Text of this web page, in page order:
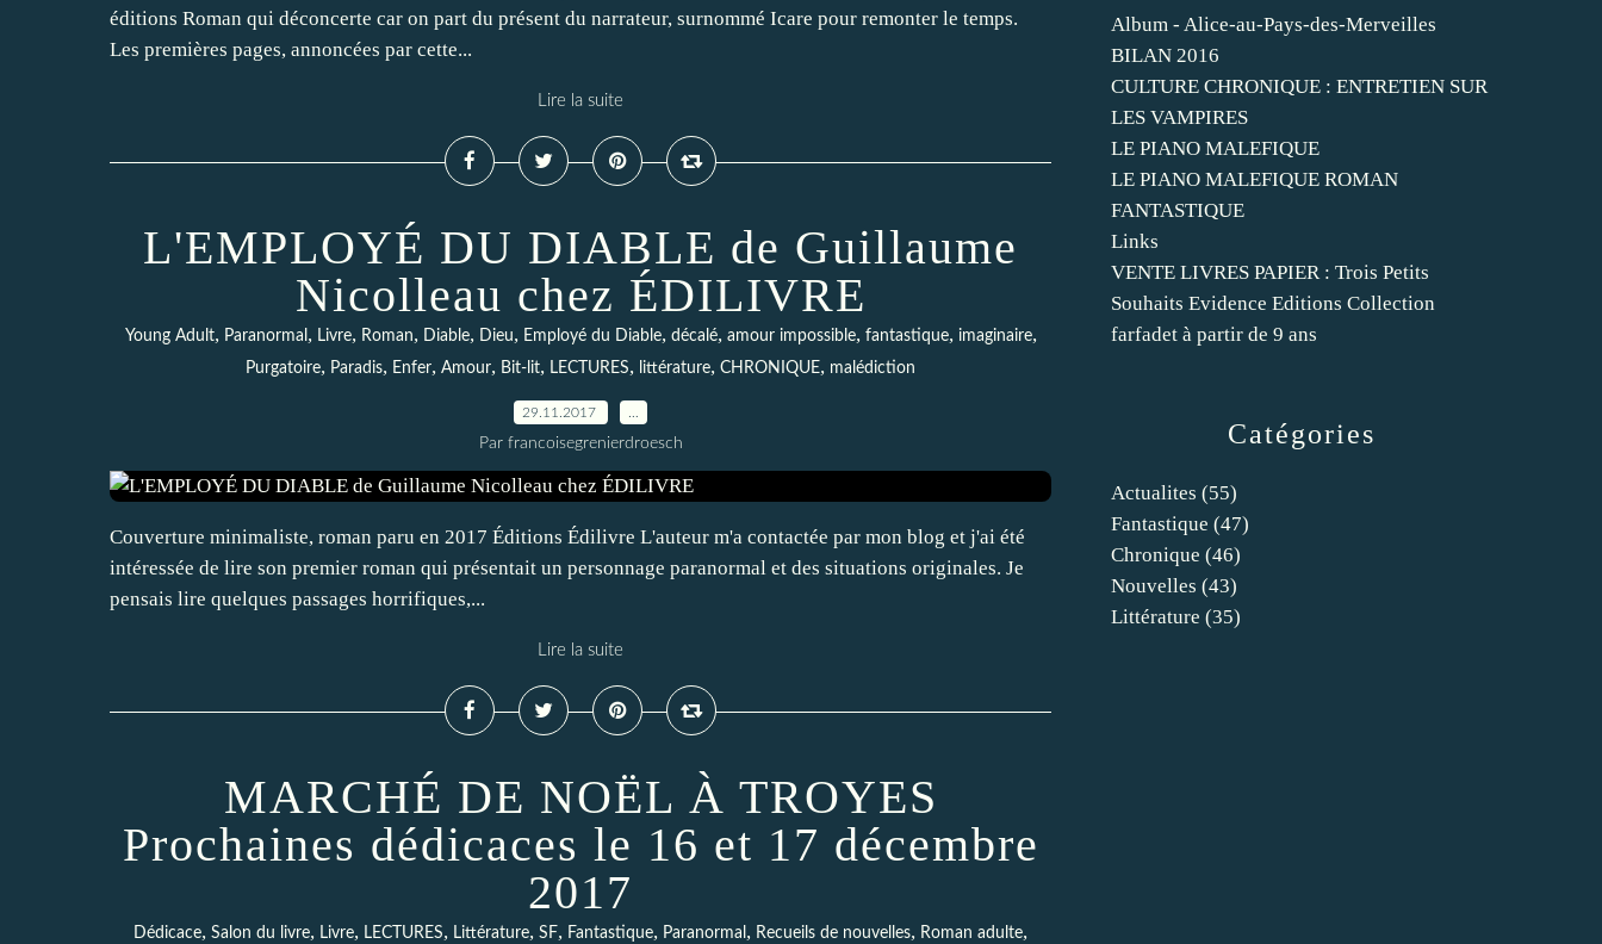
éditions Roman qui déconcerte car on part du présent du narrateur, surnommé Icare pour remonter le temps.
Les premières pages, annoncées par cette...
Lire la suite
L'EMPLOYÉ DU DIABLE de Guillaume
Nicolleau chez ÉDILIVRE
Young Adult, Paranormal , Livre, Roman, Diable, Dieu, Employé du Diable, décalé, amour impossible, fantastique, imaginaire,
Purgatoire, Paradis, Enfer, Amour, Bit-lit, LECTURES, littérature, CHRONIQUE, malédiction
29.11.2017
Par francoisegrenierdroesch
Couverture minimaliste, roman paru en 2017 Éditions Édilivre L'auteur m'a contactée par mon blog et j'ai été
intéressée de lire son premier roman qui présentait un personnage paranormal et des situations originales. Je
pensais lire quelques passages horrifiques,...
Lire la suite
MARCHÉ DE NOËL À TROYES
Prochaines dédicaces le 16 et 17 décembre
2017
Dédicace, Salon du livre, Livre, LECTURES, Littérature, SF, Fantastique, Paranormal , Recueils de nouvelles, Roman adulte,
Catégories
Actualites (55)
Fantastique (47)
Chronique (46)
Nouvelles (43)
Littérature (35)
Album - Alice-au-Pays-des-Merveilles
BILAN 2016
CULTURE CHRONIQUE : ENTRETIEN SUR
LES VAMPIRES
LE PIANO MALEFIQUE
LE PIANO MALEFIQUE ROMAN
FANTASTIQUE
Links
VENTE LIVRES PAPIER : Trois Petits
Souhaits Evidence Editions Collection
farfadet à partir de 9 ans